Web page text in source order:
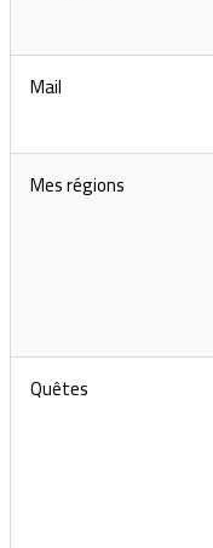
Mail
Mes régions
Quêtes